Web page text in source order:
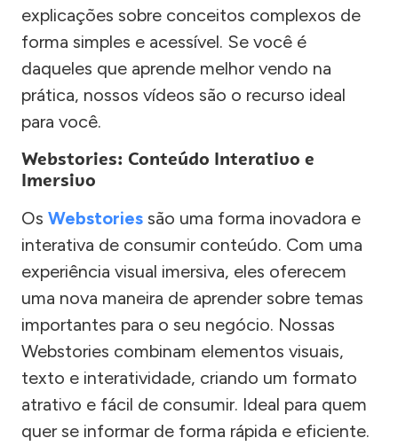
explicações sobre conceitos complexos de
forma simples e acessível. Se você é
daqueles que aprende melhor vendo na
prática, nossos vídeos são o recurso ideal
para você.
Webstories: Conteúdo Interativo e
Imersivo
Os Webstories são uma forma inovadora e
interativa de consumir conteúdo. Com uma
experiência visual imersiva, eles oferecem
uma nova maneira de aprender sobre temas
importantes para o seu negócio. Nossas
Webstories combinam elementos visuais,
texto e interatividade, criando um formato
atrativo e fácil de consumir. Ideal para quem
quer se informar de forma rápida e eficiente.